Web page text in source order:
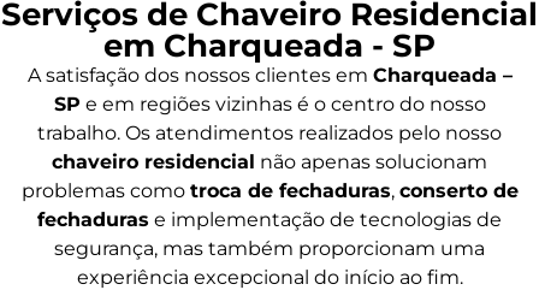
Serviços de Chaveiro Residencial
em Charqueada - SP
A satisfação dos nossos clientes em Charqueada –
SP e em regiões vizinhas é o centro do nosso
trabalho. Os atendimentos realizados pelo nosso
chaveiro residencial não apenas solucionam
problemas como troca de fechaduras, conserto de
fechaduras e implementação de tecnologias de
segurança, mas também proporcionam uma
experiência excepcional do início ao fim.